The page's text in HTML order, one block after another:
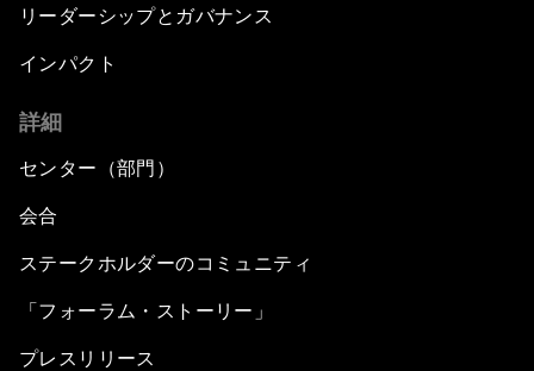
リーダーシップとガバナンス
インパクト
詳細
センター（部門）
会合
ステークホルダーのコミュニティ
「フォーラム・ストーリー」
プレスリリース